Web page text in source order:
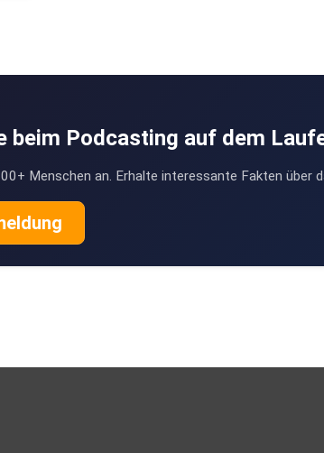
beim Podcasting auf dem
Menschen an. Erhalte interessante Fakten über